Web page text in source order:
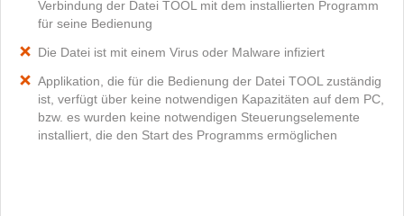
Verbindung der Datei TOOL mit dem installierten Programm
für seine Bedienung
Die Datei ist mit einem Virus oder Malware infiziert
Applikation, die für die Bedienung der Datei TOOL zuständig
ist, verfügt über keine notwendigen Kapazitäten auf dem PC,
bzw. es wurden keine notwendigen Steuerungselemente
installiert, die den Start des Programms ermöglichen